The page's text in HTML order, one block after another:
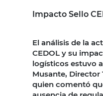
Impacto Sello
El análisis de la
CEDOL y su
logísticos estuvo
Musante, Director
quien comentó